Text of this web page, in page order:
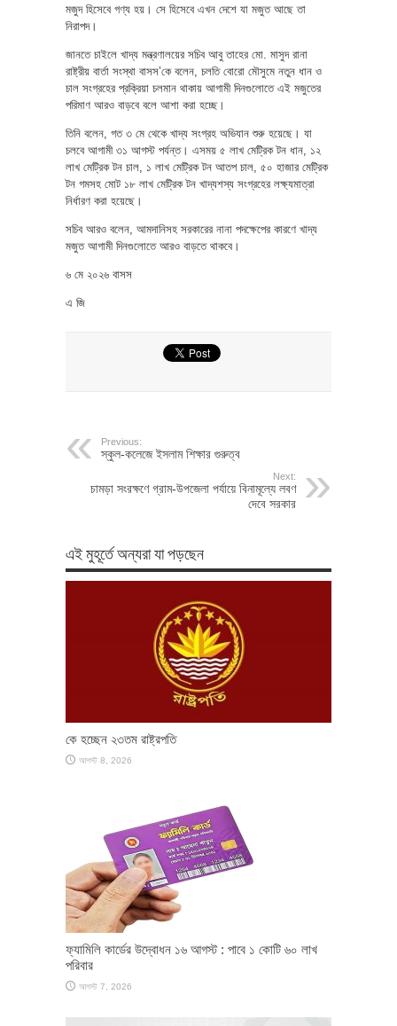
মজুদ হিসেবে গণ্য হয়। সে হিসেবে এখন দেশে যা মজুত আছে তা
নিরাপদ।
জানতে চাইলে খাদ্য মন্ত্রণালয়ের সচিব আবু তাহের মো. মাসুদ রানা
রাষ্ট্রীয় বার্তা সংস্থা বাসস’কে বলেন, চলতি বোরো মৌসুমে নতুন ধান ও
চাল সংগ্রহের প্রক্রিয়া চলমান থাকায় আগামী দিনগুলোতে এই মজুতের
পরিমাণ আরও বাড়বে বলে আশা করা হচ্ছে।
তিনি বলেন, গত ৩ মে থেকে খাদ্য সংগ্রহ অভিযান শুরু হয়েছে। যা
চলবে আগামী ৩১ আগস্ট পর্যন্ত। এসময় ৫ লাখ মেট্রিক টন ধান, ১২
লাখ মেট্রিক টন চাল, ১ লাখ মেট্রিক টন আতপ চাল, ৫০ হাজার মেট্রিক
টন গমসহ মোট ১৮ লাখ মেট্রিক টন খাদ্যশস্য সংগ্রহের লক্ষ্যমাত্রা
নির্ধারণ করা হয়েছে।
সচিব আরও বলেন, আমদানিসহ সরকারের নানা পদক্ষেপের কারণে খাদ্য
মজুত আগামী দিনগুলোতে আরও বাড়তে থাকবে।
৬ মে ২০২৬ বাসস
এ জি
Previous:
স্কুল-কলেজে ইসলাম শিক্ষার গুরুত্ব
Next:
চামড়া সংরক্ষণে গ্রাম-উপজেলা পর্যায়ে বিনামূল্যে লবণ
দেবে সরকার
এই মুহূর্তে অন্যরা যা পড়ছেন
কে হচ্ছেন ২৩তম রাষ্ট্রপতি
আগস্ট 8, 2026
ফ্যামিলি কার্ডের উদ্বোধন ১৬ আগস্ট : পাবে ১ কোটি ৬০ লাখ
পরিবার
আগস্ট 7, 2026